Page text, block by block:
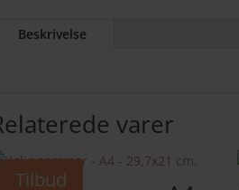
Beskrivelse
varer
Tilbud